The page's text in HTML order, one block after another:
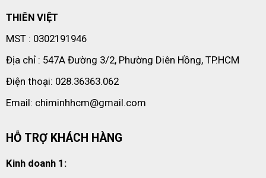
THIÊN VIỆT
MST : 0302191946
Địa chỉ : 547A Đường 3/2, Phường Diên Hồng, TP.HCM
Điện thoại: 028.36363.062
Email: chiminhhcm@gmail.com
HỖ TRỢ KHÁCH HÀNG
Kinh doanh 1: